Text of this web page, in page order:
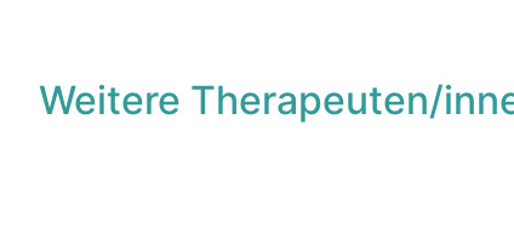
Weitere Therapeuten/